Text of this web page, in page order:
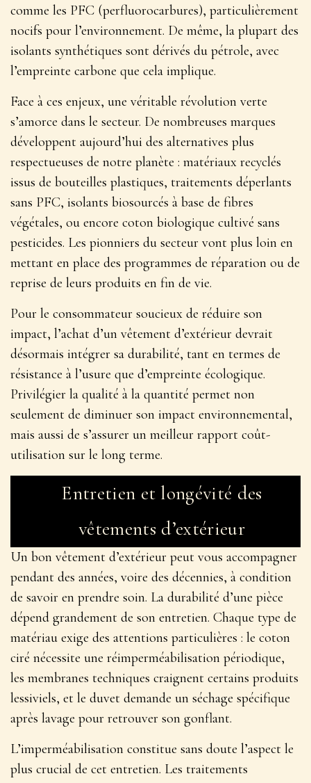
comme les PFC (perfluorocarbures), particulièrement
nocifs pour l’environnement. De même, la plupart des
isolants synthétiques sont dérivés du pétrole, avec
l’empreinte carbone que cela implique.
Face à ces enjeux, une véritable révolution verte
s’amorce dans le secteur. De nombreuses marques
développent aujourd’hui des alternatives plus
respectueuses de notre planète : matériaux recyclés
issus de bouteilles plastiques, traitements déperlants
sans PFC, isolants biosourcés à base de fibres
végétales, ou encore coton biologique cultivé sans
pesticides. Les pionniers du secteur vont plus loin en
mettant en place des programmes de réparation ou de
reprise de leurs produits en fin de vie.
Pour le consommateur soucieux de réduire son
impact, l’achat d’un vêtement d’extérieur devrait
désormais intégrer sa durabilité, tant en termes de
résistance à l’usure que d’empreinte écologique.
Privilégier la qualité à la quantité permet non
seulement de diminuer son impact environnemental,
mais aussi de s’assurer un meilleur rapport coût-
utilisation sur le long terme.
Entretien et longévité des
vêtements d’extérieur
Un bon vêtement d’extérieur peut vous accompagner
pendant des années, voire des décennies, à condition
de savoir en prendre soin. La durabilité d’une pièce
dépend grandement de son entretien. Chaque type de
matériau exige des attentions particulières : le coton
ciré nécessite une réimperméabilisation périodique,
les membranes techniques craignent certains produits
lessiviels, et le duvet demande un séchage spécifique
après lavage pour retrouver son gonflant.
L’imperméabilisation constitue sans doute l’aspect le
plus crucial de cet entretien. Les traitements